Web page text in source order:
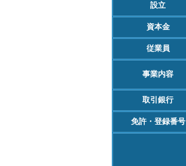
設立
資本金
従業員
事業内容
取引銀行
免許・登録番号